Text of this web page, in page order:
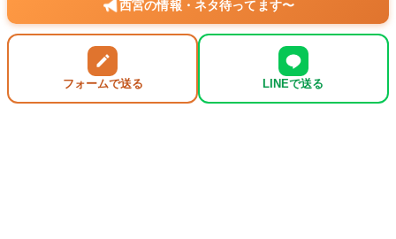
西宮の情報・ネタ待ってます〜
フォームで送る LINEで送る